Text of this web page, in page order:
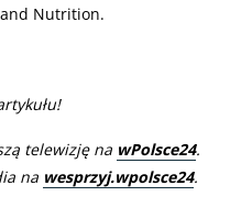
Nutrition.
telewizję na wPolsce24.
na wesprzyj.wpolsce24.